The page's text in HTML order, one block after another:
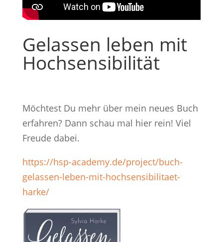
Gelassen leben mit
Hochsensibilität
Möchtest Du mehr über mein neues Buch
erfahren? Dann schau mal hier rein! Viel
Freude dabei.
https://hsp-academy.de/project/buch-
gelassen-leben-mit-hochsensibilitaet-
harke/